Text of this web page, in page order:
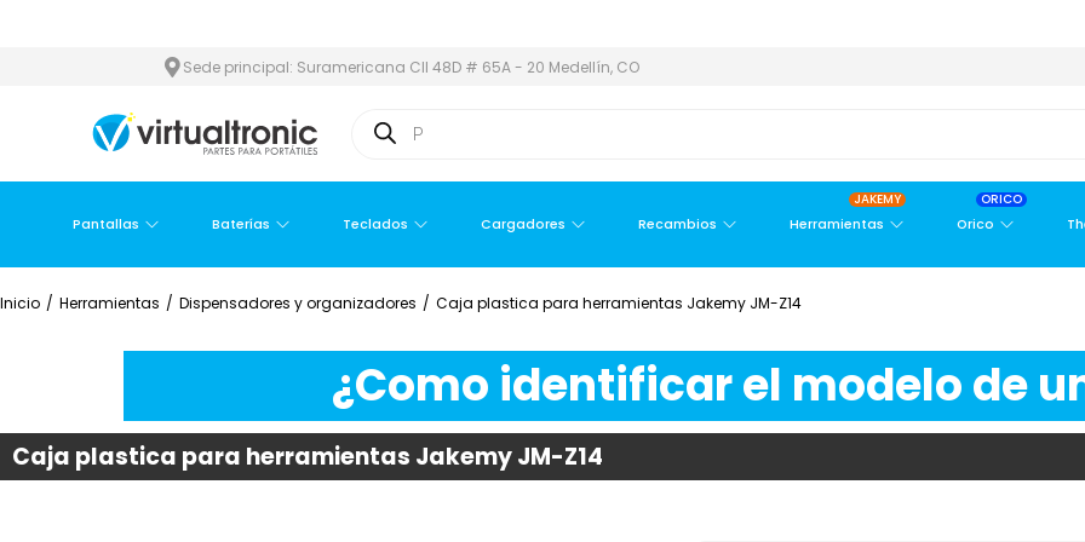
Sede principal: Suramericana Cll 48D # 65A - 20 Medellín, CO
Pantallas Baterías Teclados Cargadores Recambios Herramientas
JAKEMY
Orico
ORICO
Inicio / Herramientas / Dispensadores y organizadores / Caja plastica para herramientas Jakemy JM-Z14
¿Como identificar el modelo de
Caja plastica para herramientas Jakemy JM-Z14